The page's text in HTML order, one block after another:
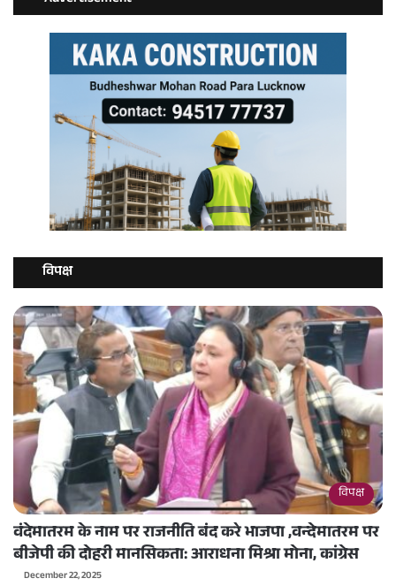
विपक्ष
विपक्ष
वंदेमातरम के नाम पर राजनीति बंद करे भाजपा ,वन्देमातरम पर
बीजेपी की दोहरी मानसिकता: आराधना मिश्रा मोना, कांग्रेस
December 22, 2025